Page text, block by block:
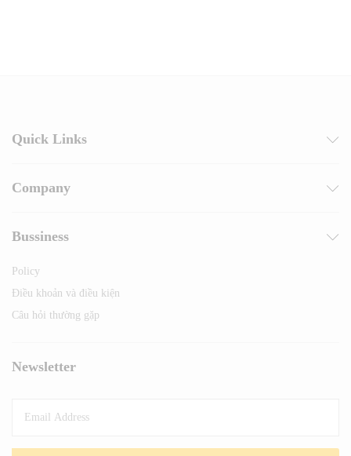
Quick Links
Company
Bussiness
Policy
Điều khoản và điều kiện
Câu hỏi thường gặp
Newsletter